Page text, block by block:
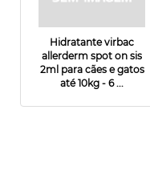
Hidratante virbac
allerderm spot on sis
2ml para cães e gatos
até 10kg - 6 ...